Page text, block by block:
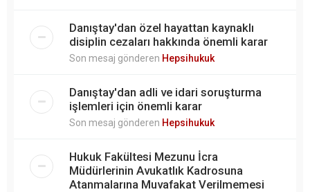
Danıştay'dan özel hayattan kaynaklı
disiplin cezaları hakkında önemli karar
Son mesaj gönderen Hepsihukuk
Danıştay'dan adli ve idari soruşturma
işlemleri için önemli karar
Son mesaj gönderen Hepsihukuk
Hukuk Fakültesi Mezunu İcra
Müdürlerinin Avukatlık Kadrosuna
Atanmalarına Muvafakat Verilmemesi